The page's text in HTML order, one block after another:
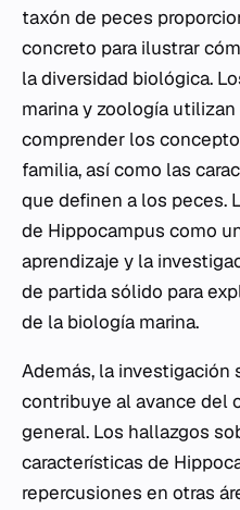
taxón de peces
concreto para ilustrar
la diversidad biológica.
marina y zoología
comprender los
familia, así como las
que definen a los peces.
de Hippocampus como
aprendizaje y la
de partida sólido para
de la biología marina.
Además, la investigación
contribuye al avance del
general. Los hallazgos
características de
repercusiones en otras